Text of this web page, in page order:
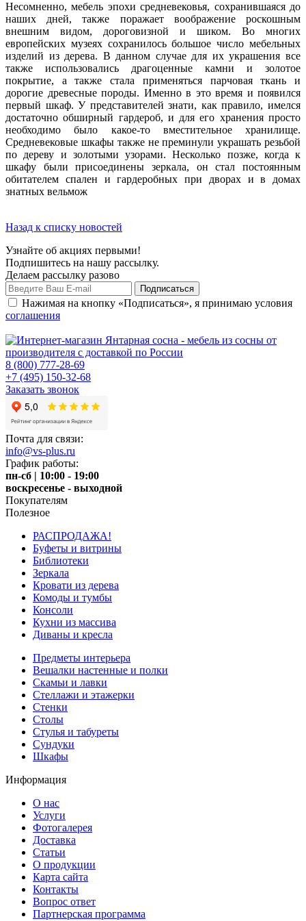
Несомненно, мебель эпохи средневековья, сохранившаяся до
наших дней, также поражает воображение роскошным
внешним видом, дороговизной и шиком. Во многих
европейских музеях сохранилось большое число мебельных
изделий из дерева. В данном случае для их украшения все
также использовались драгоценные камни и золотое
покрытие, а также стала применяться парчовая ткань и
дорогие древесные породы. Именно в это время и появился
первый шкаф. У представителей знати, как правило, имелся
достаточно обширный гардероб, и для его хранения просто
необходимо было какое-то вместительное хранилище.
Средневековые шкафы также не преминули украшать резьбой
по дереву и золотыми узорами. Несколько позже, когда к
шкафу были присоединены зеркала, он стал постоянным
обитателем спален и гардеробных при дворах и в домах
знатных вельмож
Назад к списку новостей
Узнайте об акциях первыми!
Подпишитесь на нашу рассылку.
Делаем рассылку разово
Нажимая на кнопку «Подписаться», я принимаю условия
соглашения
8 (800) 777-28-69
+7 (495) 150-32-68
Заказать звонок
Почта для связи:
info@vs-plus.ru
График работы:
пн-сб | 10:00 - 19:00
воскресенье - выходной
Покупателям
Полезное
РАСПРОДАЖА!
Буфеты и витрины
Библиотеки
Зеркала
Кровати из дерева
Комоды и тумбы
Консоли
Кухни из массива
Диваны и кресла
Предметы интерьера
Вешалки настенные и полки
Скамьи и лавки
Стеллажи и этажерки
Стенки
Столы
Стулья и табуреты
Сундуки
Шкафы
Информация
О нас
Услуги
Фотогалерея
Доставка
Статьи
О продукции
Карта сайта
Контакты
Вопрос ответ
Партнерская программа